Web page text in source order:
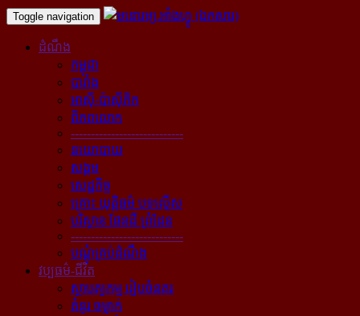
Toggle navigation
ដំណឹង
កម្ពុជា
បារាំង
អាស៊ី-ប៉ាស៊ីភិក
ពិភពលោក
----------------------------
នយោបាយ
សង្គម
សេដ្ឋកិច្ច
គ្រោះ យុត្តិធម៌ បទល្មើស
បរិស្ថាន ផែនដី ព្រំដែន
----------------------------
បណ្ដុំគ្រប់ដំណឹង
វប្បធម៌-ជីវិត
ស្ថាបត្យកម្ម រៀបចំនគរ
គំនូរ ចម្លាក់